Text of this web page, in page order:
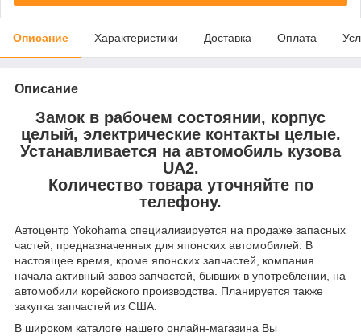
Описание Характеристики Доставка Оплата
Описание
Замок в рабочем состоянии, корпус
целый, электрические контакты целые.
Устанавливается на автомобиль кузова
UA2.
Количество товара уточняйте по
телефону.
Автоцентр Yokohama специализируется на продаже запасных
частей, предназначенных для японских автомобилей. В
настоящее время, кроме японских запчастей, компания
начала активный завоз запчастей, бывших в употреблении, на
автомобили корейского производства. Планируется также
закупка запчастей из США.
В широком каталоге нашего онлайн-магазина Вы